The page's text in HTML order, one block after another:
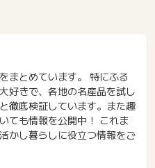
まとめています。 特にふる
好きで、各地の名産品を試し
徹底検証しています。また趣
ても情報を公開中！ これま
かし暮らしに役立つ情報をご